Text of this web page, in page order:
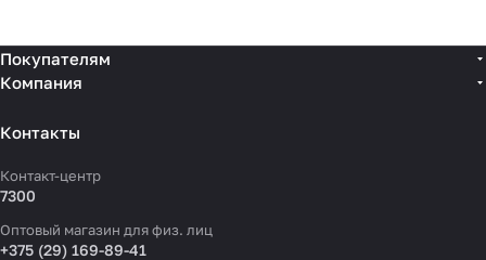
Покупателям
Компания
Контакты
Контакт-центр
7300
Оптовый магазин для физ. лиц
+375 (29) 169-89-41